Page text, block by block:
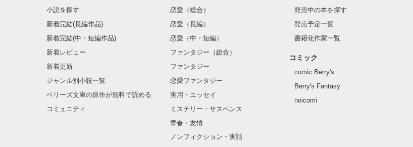
届けと願う
【君と友達な私の、赤い糸は繋がらなくても】
21実話エピ参加中です！
小説を探す
新着完結(長編作品)
新着完結(中・短編作品)
新着レビュー
新着更新
ジャンル別小説一覧
ベリーズ文庫の原作が無料で読める
コミュニティ
恋愛（総合）
恋愛（長編）
恋愛（中・短編）
ファンタジー（総合）
ファンタジー
恋愛ファンタジー
実用・エッセイ
ミステリー・サスペンス
青春・友情
ノンフィクション・実話
発売中の本を探す
発売予定一覧
書籍化作家一覧
コミック
comic Berry's
Berry's Fantasy
noicomi